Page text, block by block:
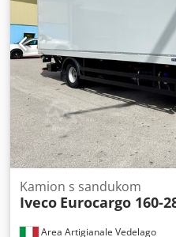
Area Artigianale Vedelago
Kamion s sandukom
Iveco Eurocargo 160-